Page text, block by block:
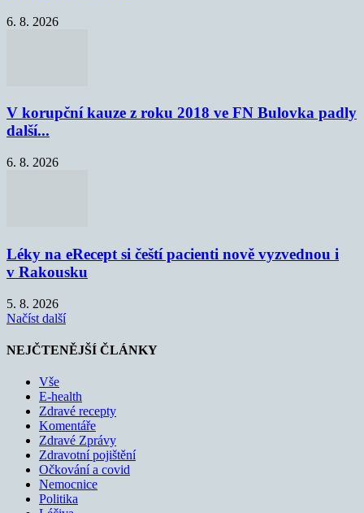
6. 8. 2026
V korupční kauze z roku 2018 ve FN Bulovka padly
další...
6. 8. 2026
Léky na eRecept si čeští pacienti nově vyzvednou i
v Rakousku
5. 8. 2026
Načíst další
NEJČTENĚJŠÍ ČLÁNKY
Vše
E-health
Zdravé recepty
Komentáře
Zdravé Zprávy
Zdravotní pojištění
Očkování a covid
Nemocnice
Politika